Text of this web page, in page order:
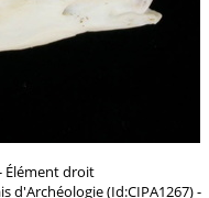
Élément droit
d'Archéologie (Id:CIPA1267) -